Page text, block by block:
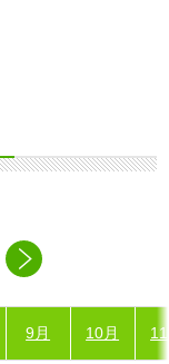
9月 10月